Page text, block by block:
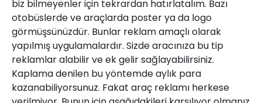
biz bilmeyenler için tekrardan hatırlatalım. Bazı
otobüslerde ve araçlarda poster ya da logo
görmüşsünüzdür. Bunlar reklam amaçlı olarak
yapılmış uygulamalardır. Sizde aracınıza bu tip
reklamlar alabilir ve ek gelir sağlayabilirsiniz.
Kaplama denilen bu yöntemde aylık para
kazanabiliyorsunuz. Fakat araç reklamı herkese